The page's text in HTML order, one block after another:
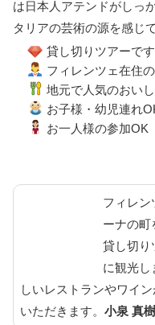
は日本人アテンドがしっ
タリアの芸術の源を感じ
貸し切りツアーで
フィレンツェ在住
地元で人気のおい
お子様・幼児連れ
お一人様の参加OK
フィレン
ーナの町
貸し切り
に観光し
しいレストランやワイ
いただきます。 小泉 真